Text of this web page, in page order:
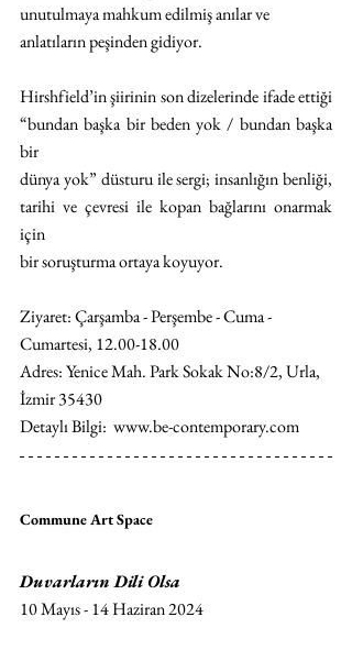
unutulmaya mahkum edilmiş anılar ve
anlatıların peşinden gidiyor.
Hirshfield’in şiirinin son dizelerinde ifade ettiği
“bundan başka bir beden yok / bundan başka
bir
dünya yok” düsturu ile sergi; insanlığın benliği,
tarihi ve çevresi ile kopan bağlarını onarmak
için
bir soruşturma ortaya koyuyor.
Ziyaret: Çarşamba - Perşembe - Cuma -
Cumartesi, 12.00-18.00
Adres: Yenice Mah. Park Sokak No:8/2, Urla,
İzmir 35430
Detaylı Bilgi: www.be-contemporary.com
Commune Art Space
Duvarların Dili Olsa
10 Mayıs - 14 Haziran 2024